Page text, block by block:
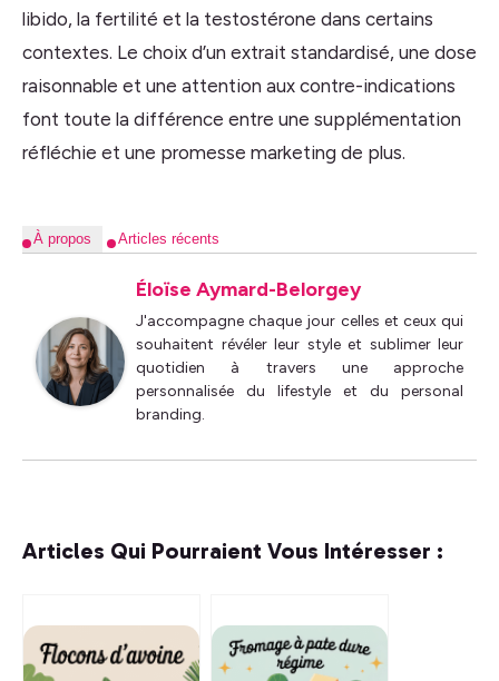
libido, la fertilité et la testostérone dans certains
contextes. Le choix d’un extrait standardisé, une dose
raisonnable et une attention aux contre-indications
font toute la différence entre une supplémentation
réfléchie et une promesse marketing de plus.
À propos Articles récents
Éloïse Aymard-Belorgey
J'accompagne chaque jour celles et ceux qui
souhaitent révéler leur style et sublimer leur
quotidien à travers une approche
personnalisée du lifestyle et du personal
branding.
Articles Qui Pourraient Vous Intéresser :